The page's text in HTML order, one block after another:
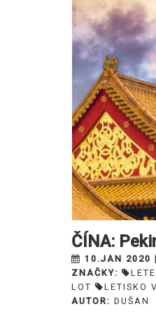
ČÍNA:
10.JAN 2020 |
ZNAČKY:
LOT
LETISKO
AUTOR: DUŠAN